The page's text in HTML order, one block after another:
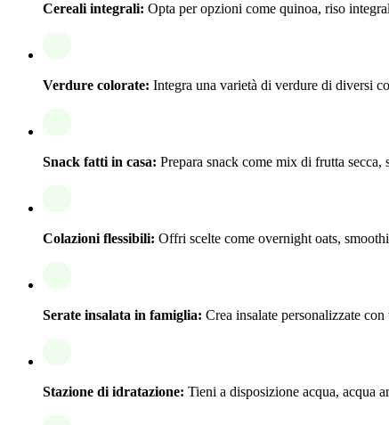
Cereali integrali: Opta per opzioni come quinoa, riso
Verdure colorate: Integra una varietà di verdure di diversi
Snack fatti in casa: Prepara snack come mix di frutta
Colazioni flessibili: Offri scelte come overnight oats,
Serate insalata in famiglia: Crea insalate personalizzate
Stazione di idratazione: Tieni a disposizione acqua, acqua